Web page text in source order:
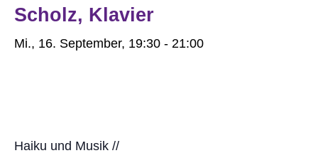
Scholz, Klavier
Mi., 16. September, 19:30 - 21:00
Haiku und Musik //